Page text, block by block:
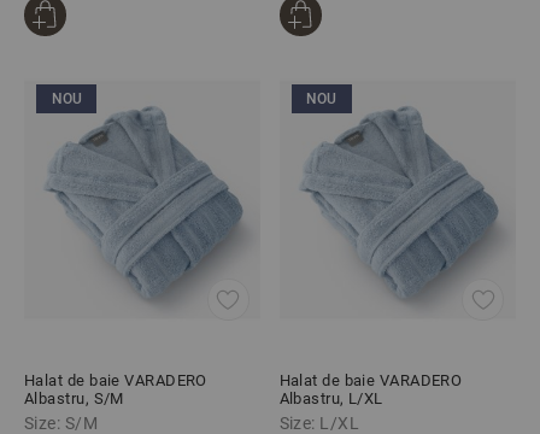
NOU
Halat de baie VARADERO
Albastru, S/M
Size: S/M
NOU
Halat de baie VARADERO
Albastru, L/XL
Size: L/XL